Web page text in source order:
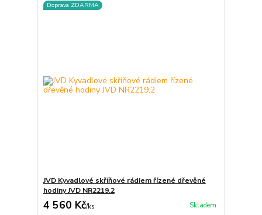
Doprava ZDARMA
JVD Kyvadlové skříňové rádiem řízené dřevěné
hodiny JVD NR2219.2
4 560 Kč/ks Skladem